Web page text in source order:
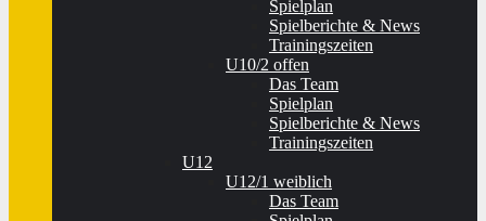
Spielplan
Spielberichte & News
Trainingszeiten
U10/2 offen
Das Team
Spielplan
Spielberichte & News
Trainingszeiten
U12
U12/1 weiblich
Das Team